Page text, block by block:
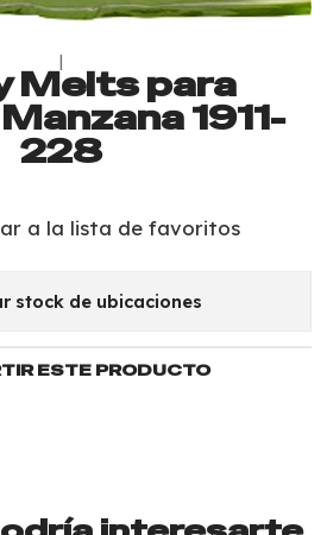
|
Melts para
1911-
228
a la lista de favoritos
stock de ubicaciones
ESTE PRODUCTO